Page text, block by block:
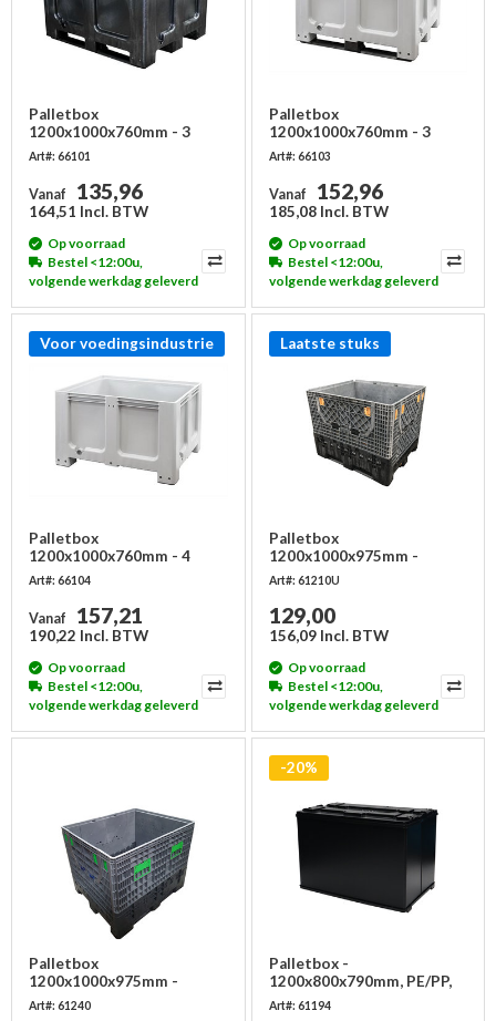
Palletbox
1200x1000x760mm - 3
sledes, gesloten,
gerecycled
Art#: 66101
Vanaf 135,96
164,51 Incl. BTW
Op voorraad
Bestel <12:00u,
volgende werkdag geleverd
Palletbox
1200x1000x760mm - 3
sledes, gesloten
Art#: 66103
Vanaf 152,96
185,08 Incl. BTW
Op voorraad
Bestel <12:00u,
volgende werkdag geleverd
Voor voedingsindustrie
Palletbox
1200x1000x760mm - 4
poten, gesloten
Art#: 66104
Vanaf 157,21
190,22 Incl. BTW
Op voorraad
Bestel <12:00u,
volgende werkdag geleverd
Laatste stuks
Palletbox
1200x1000x975mm -
inklapbaar, gebruikt
Art#: 61210U
129,00
156,09 Incl. BTW
Op voorraad
Bestel <12:00u,
volgende werkdag geleverd
Palletbox
1200x1000x975mm -
inklapbaar
Art#: 61240
-20%
Palletbox -
1200x800x790mm, PE/PP,
opvouwbaar
Art#: 61194